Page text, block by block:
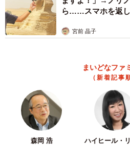
ら……スマホを返
カモ代表かも」「
宮前 晶子
まいどなファ
（新着記事
森岡 浩 ハイヒール・